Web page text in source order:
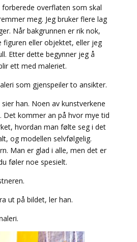
forberede overflaten som skal
meg. Jeg bruker flere lag
Når bakgrunnen er rik nok,
figuren eller objektet, eller jeg
Etter dette begynner jeg å
ett med maleriet.
som gjenspeiler to ansikter.
han. Noen av kunstverkene
Det kommer an på hvor mye tid
hvordan man følte seg i det
og modellen selvfølgelig.
Man er glad i alle, men det er
føler noe spesielt.
ut på bildet, ler han.